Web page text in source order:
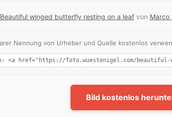
Beautiful winged butterfly resting on a leafvon Marco
Nennung von Urheber und Quelle kostenlos
Bild kostenlos